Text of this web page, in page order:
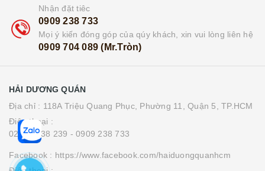
Nhận đặt tiêc
0909 238 733
Mọi ý kiến đóng góp của qúy khách, xin vui lòng liên hệ
0909 704 089 (Mr.Tròn)
HẢI DƯƠNG QUÁN
Địa chỉ : 118A Triệu Quang Phục, Phường 11, Quận 5, TP.HCM
Điện thoại :
0283 8538 239 - 0909 238 733
Facebook : https://www.facebook.com/haiduongquanhcm